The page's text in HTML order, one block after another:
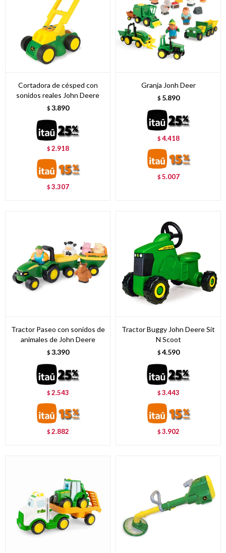
Cortadora de césped con
sonidos reales John Deere
$ 3.890
$2.918
$3.307
Granja Jonh Deer
$ 5.890
$4.418
$5.007
Tractor Paseo con sonidos de
animales de John Deere
$ 3.390
$2.543
$2.882
Tractor Buggy John Deere Sit
N Scoot
$ 4.590
$3.443
$3.902